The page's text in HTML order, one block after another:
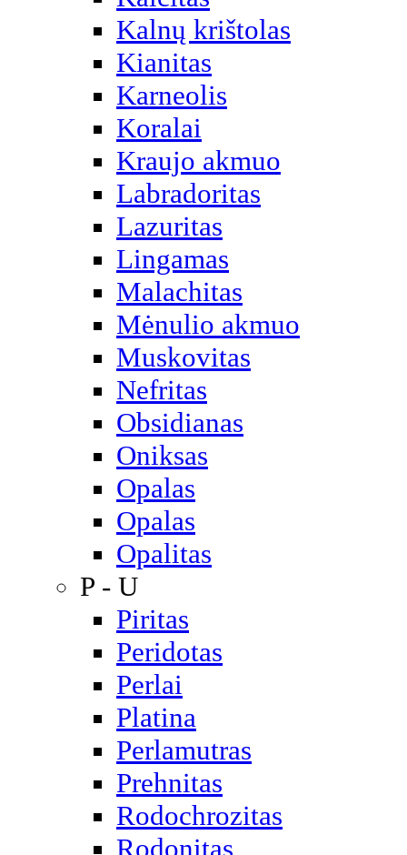
Kalnų krištolas
Kianitas
Karneolis
Koralai
Kraujo akmuo
Labradoritas
Lazuritas
Lingamas
Malachitas
Mėnulio akmuo
Muskovitas
Nefritas
Obsidianas
Oniksas
Opalas
Opalas
Opalitas
P - U
Piritas
Peridotas
Perlai
Platina
Perlamutras
Prehnitas
Rodochrozitas
Rodonitas